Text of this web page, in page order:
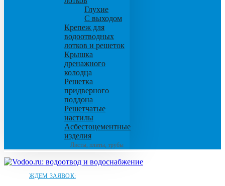
Глухие
С выходом
Крепеж для
водоотводных
лотков и решеток
Крышка
дренажного
колодца
Решетка
придверного
поддона
Решетчатые
настилы
Асбестоцементные
изделия
Листы, плиты, трубы
ЖДЕМ ЗАЯВОК: